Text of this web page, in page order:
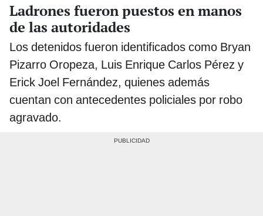
Ladrones fueron puestos en manos
de las autoridades
Los detenidos fueron identificados como Bryan
Pizarro Oropeza, Luis Enrique Carlos Pérez y
Erick Joel Fernández, quienes además
cuentan con antecedentes policiales por robo
agravado.